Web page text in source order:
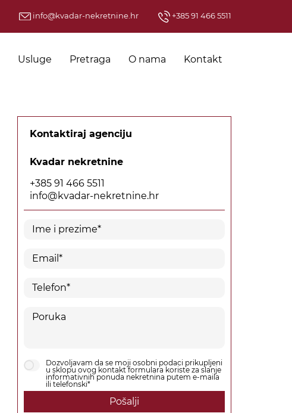
info@kvadar-nekretnine.hr +385 91 466 5511
Usluge Pretraga O nama Kontakt
Kontaktiraj agenciju
Kvadar nekretnine
+385 91 466 5511
info@kvadar-nekretnine.hr
Dozvoljavam da se moji osobni podaci prikupljeni
u sklopu ovog kontakt formulara koriste za slanje
informativnih ponuda nekretnina putem e-maila
ili telefonski*
Pošalji